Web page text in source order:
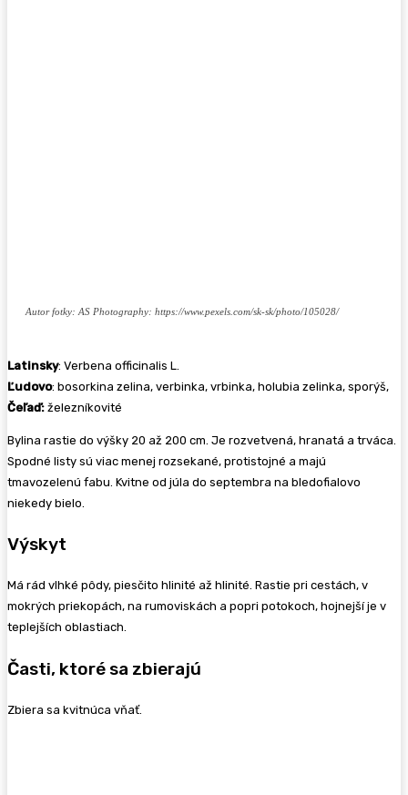
Autor fotky: AS Photography: https://www.pexels.com/sk-sk/photo/105028/
Latinsky: Verbena officinalis L.
Ľudovo: bosorkina zelina, verbinka, vrbinka, holubia zelinka, sporýš,
Čeľaď: železníkovité
Bylina rastie do výšky 20 až 200 cm. Je rozvetvená, hranatá a trváca.
Spodné listy sú viac menej rozsekané, protistojné a majú
tmavozelenú fabu. Kvitne od júla do septembra na bledofialovo
niekedy bielo.
Výskyt
Má rád vlhké pôdy, piesčito hlinité až hlinité. Rastie pri cestách, v
mokrých priekopách, na rumoviskách a popri potokoch, hojnejší je v
teplejších oblastiach.
Časti, ktoré sa zbierajú
Zbiera sa kvitnúca vňať.